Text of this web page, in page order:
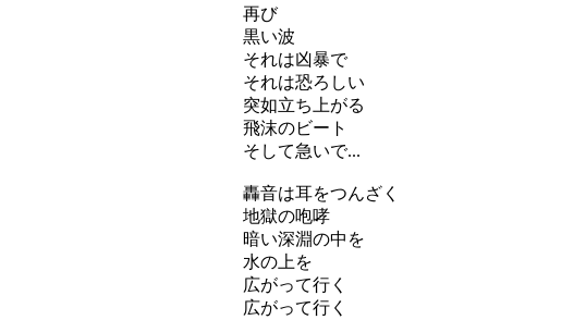
再び
黒い波
それは凶暴で
それは恐ろしい
突如立ち上がる
飛沫のビート
そして急いで...
轟音は耳をつんざく
地獄の咆哮
暗い深淵の中を
水の上を
広がって行く
広がって行く